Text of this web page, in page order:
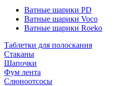
Ватные шарики PD
Ватные шарики Voco
Ватные шарики Roeko
Таблетки для полоскания
Стаканы
Шапочки
Фум лента
Слюноотсосы